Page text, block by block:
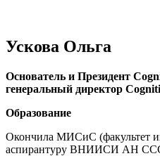
Ускова Ольга
Основатель и Президент
генеральный директор
Образование
Окончила МИСиС (факультет
аспирантуру ВНИИСИ АН